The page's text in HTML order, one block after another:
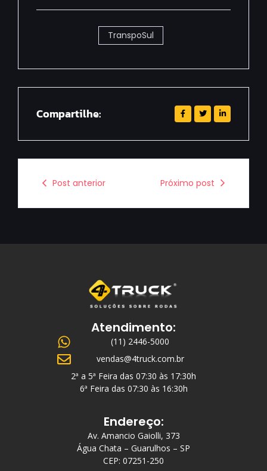
TranspoSul
Compartilhe:
Post anterior Próximo post
Atendimento:
(11) 2446-5000
vendas@4truck.com.br
2ª a 5ª Feira das 07:30 às 17:30h
6ª Feira das 07:30 às 16:30h
Endereço:
Av. Amancio Gaiolli, 373
Água Chata – Guarulhos – SP
CEP: 07251-250